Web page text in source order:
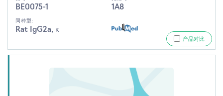
BE0075-1 1A8
同种型:
Rat IgG2a, κ
产品对比